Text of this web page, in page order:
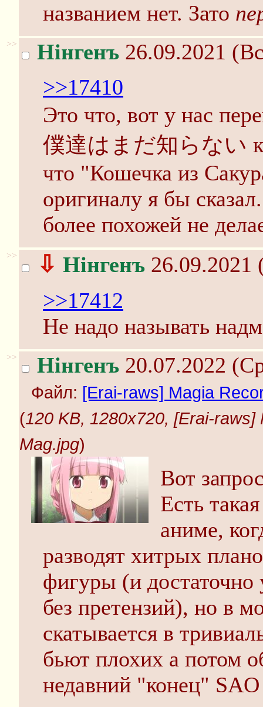
названием нет. Зато
>> Нінгенъ 26.09.2021
>>17410
Это что, вот у нас
僕達はまだ知らない
что "Кошечка из
оригиналу я бы
более похожей не
>> ⇩ Нінгенъ 26.09.2021
>>17412
Не надо называть
>> Нінгенъ 20.07.2022
Файл: [Erai-raws] Magia
(120 KB, 1280x720, [Erai-
Mag.jpg)
Вот
Есть
аниме,
разводят хитрых
фигуры (и достаточно
без претензий), но в
скатывается в
бьют плохих а потом
недавний "конец"